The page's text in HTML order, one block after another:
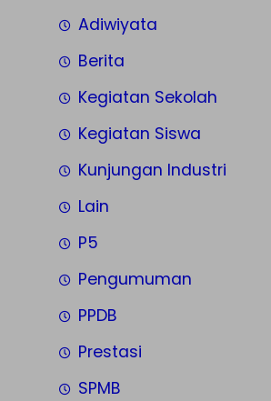
Adiwiyata
Berita
Kegiatan Sekolah
Kegiatan Siswa
Kunjungan Industri
Lain
P5
Pengumuman
PPDB
Prestasi
SPMB